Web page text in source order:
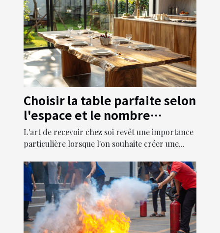
Choisir la table parfaite selon
l'espace et le nombre
d'invités
L'art de recevoir chez soi revêt une importance
particulière lorsque l'on souhaite créer une...